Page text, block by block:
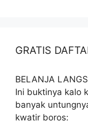
GRATIS
BELANJA
Ini buktinya kalo
banyak
kwatir boros: